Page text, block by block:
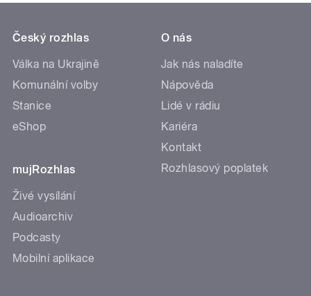
Český rozhlas
Válka na Ukrajině
Komunální volby
Stanice
eShop
mujRozhlas
Živé vysílání
Audioarchiv
Podcasty
Mobilní aplikace
O nás
Jak nás naladíte
Nápověda
Lidé v rádiu
Kariéra
Kontakt
Rozhlasový poplatek